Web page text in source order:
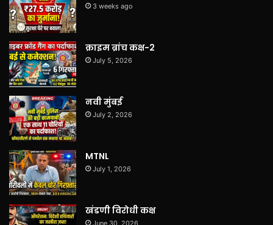
3 weeks ago
क्राइम ब्रांच कक्ष-2
July 5, 2026
नवी मुंबई
July 2, 2026
MTNL
July 1, 2026
खंडणी विरोधी कक्ष
June 30, 2026